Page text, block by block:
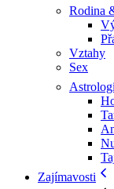
Rodina
Vztahy
Sex
Zajímavosti